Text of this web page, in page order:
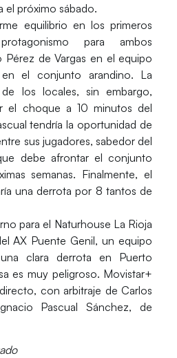
el próximo sábado.
equilibrio en los primeros
para ambos
Pérez de Vargas en el equipo
el conjunto arandino. La
los locales, sin embargo,
el choque a 10 minutos del
tendría la oportunidad de
sus jugadores, sabedor del
debe afrontar el conjunto
semanas. Finalmente, el
una derrota por 8 tantos de
para el Naturhouse La Rioja
AX Puente Genil, un equipo
clara derrota en Puerto
es muy peligroso. Movistar+
con arbitraje de Carlos
Pascual Sánchez, de